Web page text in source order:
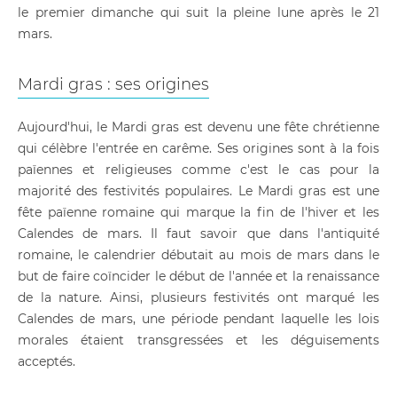
le premier dimanche qui suit la pleine lune après le 21
mars.
Mardi gras : ses origines
Aujourd'hui, le Mardi gras est devenu une fête chrétienne
qui célèbre l'entrée en carême. Ses origines sont à la fois
païennes et religieuses comme c'est le cas pour la
majorité des festivités populaires. Le Mardi gras est une
fête païenne romaine qui marque la fin de l'hiver et les
Calendes de mars. Il faut savoir que dans l'antiquité
romaine, le calendrier débutait au mois de mars dans le
but de faire coïncider le début de l'année et la renaissance
de la nature. Ainsi, plusieurs festivités ont marqué les
Calendes de mars, une période pendant laquelle les lois
morales étaient transgressées et les déguisements
acceptés.